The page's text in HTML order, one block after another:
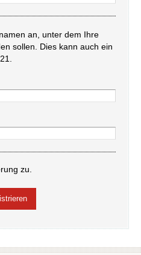
an, unter dem Ihre
sollen. Dies kann auch ein
zu.